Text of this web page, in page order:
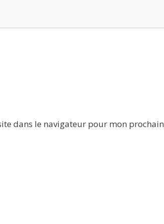
dans le navigateur pour mon prochain